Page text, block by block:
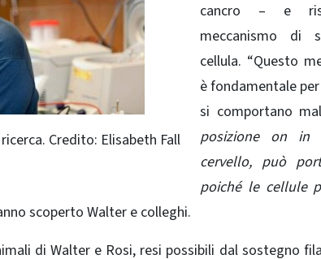
Credito: Elisabeth Fall
cancro – e
meccanismo di
cellula. “Questo
è fondamentale
si comportano
posizione on
cervello, può
poiché le cellule
scoperto Walter e colleghi.
di Walter e Rosi, resi possibili dal sostegno